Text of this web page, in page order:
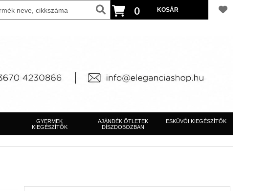
0
GYERMEK
KIEGÉSZÍTŐK
AJÁNDÉK ÖTLETEK
DÍSZDOBOZBAN
ESKÜVŐI KIEGÉSZÍTŐK